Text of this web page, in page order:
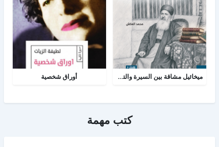
ميخائيل مشاقة بين السيرة والتاريخ أوراق شخصية
كتب مهمة